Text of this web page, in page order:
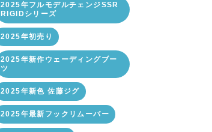
2025年フルモデルチェンジSSR
RIGIDシリーズ
2025年初売り
2025年新作ウェーディングブー
ツ
2025年新色 佐藤ジグ
2025年最新フックリムーバー